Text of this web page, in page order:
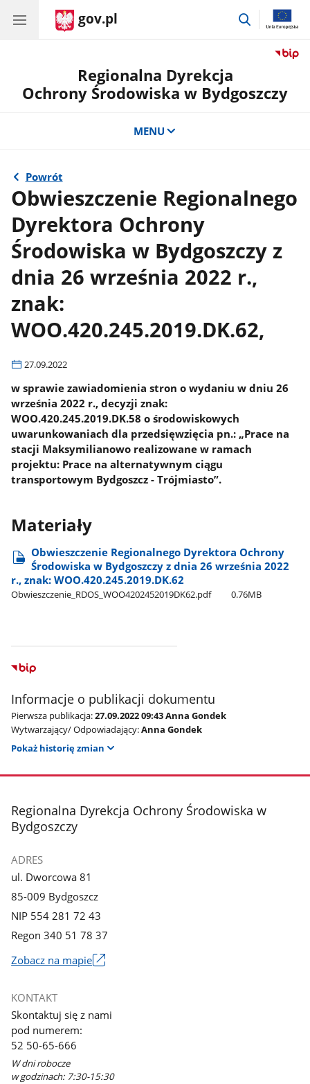
gov.pl
przejdź
Regionalna Dyrekcja
Ochrony Środowiska w Bydgoszczy
MENU
Powrót
Obwieszczenie Regionalnego
Dyrektora Ochrony
Środowiska w Bydgoszczy z
dnia 26 września 2022 r.,
znak:
WOO.420.245.2019.DK.62,
27.09.2022
w sprawie zawiadomienia stron o wydaniu w dniu 26
września 2022 r., decyzji znak:
WOO.420.245.2019.DK.58 o środowiskowych
uwarunkowaniach dla przedsięwzięcia pn.: „Prace na
stacji Maksymilianowo realizowane w ramach
projektu: Prace na alternatywnym ciągu
transportowym Bydgoszcz - Trójmiasto”.
Materiały
Obwieszczenie Regionalnego Dyrektora Ochrony
Środowiska w Bydgoszczy z dnia 26 września 2022
r., znak: WOO.420.245.2019.DK.62
Obwieszczenie​_RDOS​_WOO4202452019DK62.pdf 0.76MB
Informacje o publikacji dokumentu
Pierwsza publikacja:27.09.2022 09:43 Anna Gondek
Wytwarzający/ Odpowiadający:Anna Gondek
Pokaż historię zmian
stopka
Regionalna Dyrekcja Ochrony Środowiska w
Bydgoszczy
ADRES
ul. Dworcowa 81
85-009 Bydgoszcz
NIP 554 281 72 43
Regon 340 51 78 37
Zobacz na mapie
się
w
nowym
oknie
KONTAKT
Skontaktuj się z nami
pod numerem:
52 50-65-666
W dni robocze
w godzinach: 7:30-15:30